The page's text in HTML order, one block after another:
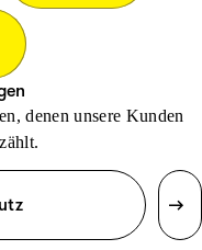
denen unsere Kunden